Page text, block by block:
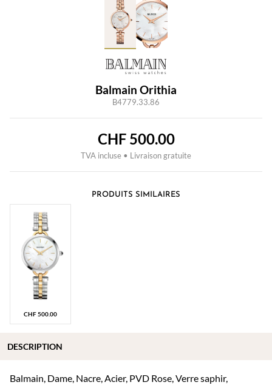
Balmain Orithia
B4779.33.86
CHF500.00
TVA incluse • Livraison gratuite
PRODUITS SIMILAIRES
CHF500.00
Balmain, Dame, Nacre, Acier, PVD Rose, Verre saphir,
DESCRIPTION